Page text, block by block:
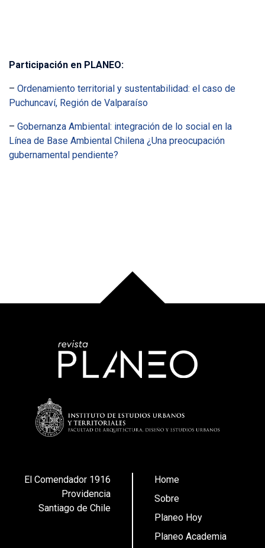
Participación en PLANEO:
– Ordenamiento territorial y sustentabilidad: el caso de
Puchuncaví, Región de Valparaíso
– Gobernanza Ambiental: integración de lo social en la
Línea de Base Ambiental Chilena ¿Una preocupación
gubernamental pendiente?
El Comendador 1916
Providencia
Santiago de Chile
Home
Sobre
Planeo Hoy
Planeo Academia